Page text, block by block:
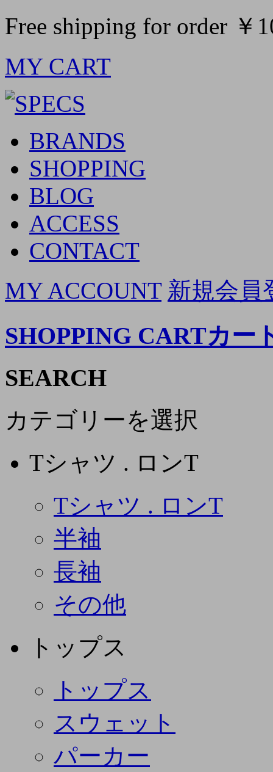
Free shipping for order ￥
MY CART
BRANDS
SHOPPING
BLOG
ACCESS
CONTACT
MY ACCOUNT 新規会員
SHOPPING CARTカー
SEARCH
カテゴリーを選択
Tシャツ . ロンT
Tシャツ . ロンT
半袖
長袖
その他
トップス
トップス
スウェット
パーカー